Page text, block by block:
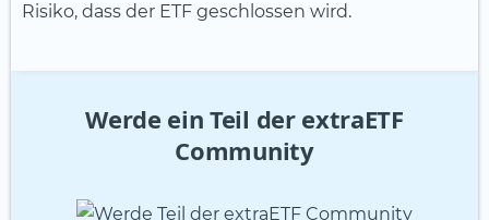
Risiko, dass der ETF geschlossen wird.
Werde ein Teil der extraETF
Community